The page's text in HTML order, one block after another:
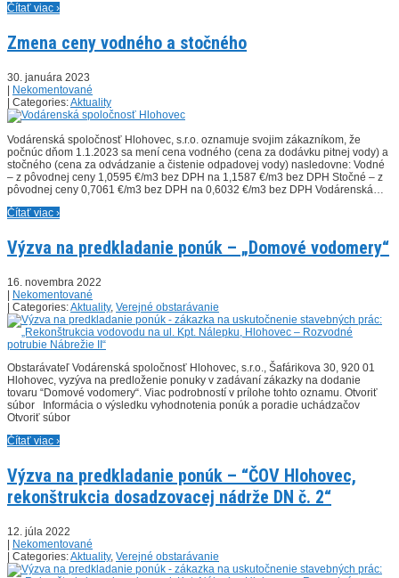
Čítať viac ›
Zmena ceny vodného a stočného
30. januára 2023
| Nekomentované
| Categories:Aktuality
Vodárenská spoločnosť Hlohovec, s.r.o. oznamuje svojim zákazníkom, že
počnúc dňom 1.1.2023 sa mení cena vodného (cena za dodávku pitnej vody) a
stočného (cena za odvádzanie a čistenie odpadovej vody) nasledovne: Vodné
– z pôvodnej ceny 1,0595 €/m3 bez DPH na 1,1587 €/m3 bez DPH Stočné – z
pôvodnej ceny 0,7061 €/m3 bez DPH na 0,6032 €/m3 bez DPH Vodárenská…
Čítať viac ›
Výzva na predkladanie ponúk – „Domové vodomery“
16. novembra 2022
| Nekomentované
| Categories:Aktuality, Verejné obstarávanie
Obstarávateľ Vodárenská spoločnosť Hlohovec, s.r.o., Šafárikova 30, 920 01
Hlohovec, vyzýva na predloženie ponuky v zadávaní zákazky na dodanie
tovaru “Domové vodomery“. Viac podrobností v prílohe tohto oznamu. Otvoriť
súbor Informácia o výsledku vyhodnotenia ponúk a poradie uchádzačov
Otvoriť súbor
Čítať viac ›
Výzva na predkladanie ponúk – “ČOV Hlohovec,
rekonštrukcia dosadzovacej nádrže DN č. 2“
12. júla 2022
| Nekomentované
| Categories:Aktuality, Verejné obstarávanie